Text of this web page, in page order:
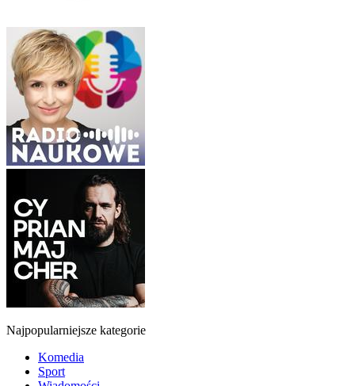
Najpopularniejsze kategorie
Komedia
Sport